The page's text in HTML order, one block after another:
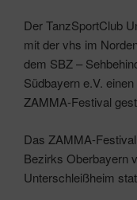
Der TanzSportClub
mit der vhs im
dem SBZ –
Südbayern e.V.
ZAMMA-Festival
Das ZAMMA-
Bezirks Oberbayern
Unterschleißheim